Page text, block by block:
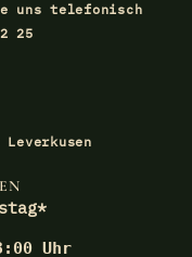
uns telefonisch
25
Uhr